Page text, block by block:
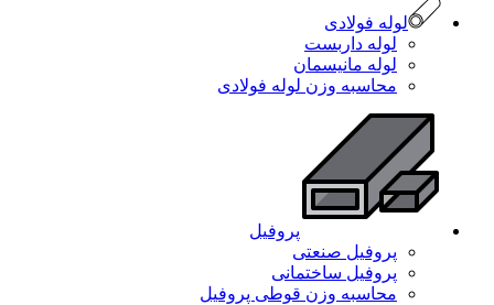
لوله فولادی
لوله داربست
لوله مانیسمان
محاسبه وزن لوله فولادی
پروفیل
پروفیل صنعتی
پروفیل ساختمانی
محاسبه وزن قوطی پروفیل